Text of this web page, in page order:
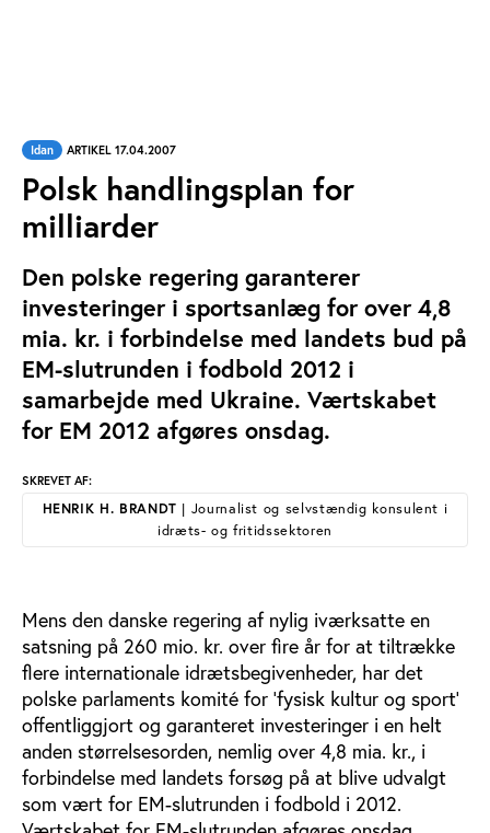
Idan ARTIKEL 17.04.2007
Polsk handlingsplan for
milliarder
Den polske regering garanterer
investeringer i sportsanlæg for over 4,8
mia. kr. i forbindelse med landets bud på
EM-slutrunden i fodbold 2012 i
samarbejde med Ukraine. Værtskabet
for EM 2012 afgøres onsdag.
SKREVET AF:
HENRIK H. BRANDT | Journalist og selvstændig konsulent i
idræts- og fritidssektoren
Mens den danske regering af nylig iværksatte en
satsning på 260 mio. kr. over fire år for at tiltrække
flere internationale idrætsbegivenheder, har det
polske parlaments komité for ’fysisk kultur og sport’
offentliggjort og garanteret investeringer i en helt
anden størrelsesorden, nemlig over 4,8 mia. kr., i
forbindelse med landets forsøg på at blive udvalgt
som vært for EM-slutrunden i fodbold i 2012.